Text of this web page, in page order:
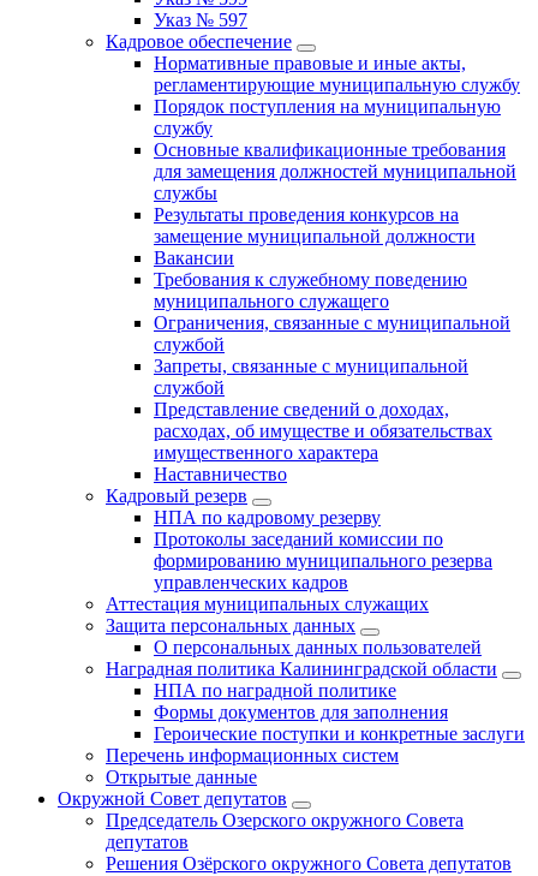
Указ № 597
Кадровое обеспечение
Нормативные правовые и иные акты,
регламентирующие муниципальную службу
Порядок поступления на муниципальную
службу
Основные квалификационные требования
для замещения должностей муниципальной
службы
Результаты проведения конкурсов на
замещение муниципальной должности
Вакансии
Требования к служебному поведению
муниципального служащего
Ограничения, связанные с муниципальной
службой
Запреты, связанные с муниципальной
службой
Представление сведений о доходах,
расходах, об имуществе и обязательствах
имущественного характера
Наставничество
Кадровый резерв
НПА по кадровому резерву
Протоколы заседаний комиссии по
формированию муниципального резерва
управленческих кадров
Аттестация муниципальных служащих
Защита персональных данных
О персональных данных пользователей
Наградная политика Калининградской области
НПА по наградной политике
Формы документов для заполнения
Героические поступки и конкретные заслуги
Перечень информационных систем
Открытые данные
Окружной Совет депутатов
Председатель Озерского окружного Совета
депутатов
Решения Озёрского окружного Совета депутатов